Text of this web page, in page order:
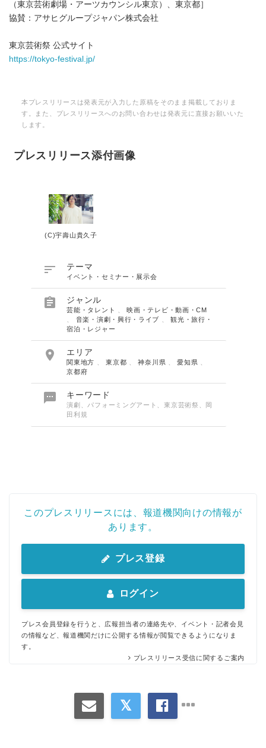
（東京芸術劇場・アーツカウンシル東京）、東京都］
協賛：アサヒグループジャパン株式会社
東京芸術祭 公式サイト
https://tokyo-festival.jp/
本プレスリリースは発表元が入力した原稿をそのまま掲載しておりま
す。また、プレスリリースへのお問い合わせは発表元に直接お願いいた
します。
プレスリリース添付画像
(C)宇壽山貴久子
 テーマ
イベント・セミナー・展示会
 ジャンル
芸能・タレント 、映画・テレビ・動画・CM
音楽・演劇・興行・ライブ 、観光・旅行・
宿泊・レジャー
 エリア
関東地方 、東京都 、神奈川県 、愛知県
京都府
 キーワード
演劇、パフォーミングアート、東京芸術祭、岡
田利規
このプレスリリースには、報道機関向けの情報が
あります。
プレス登録
ログイン
プレス会員登録を行うと、広報担当者の連絡先や、イベント・記者会見
の情報など、報道機関だけに公開する情報が閲覧できるようになりま
す。
プレスリリース受信に関するご案内